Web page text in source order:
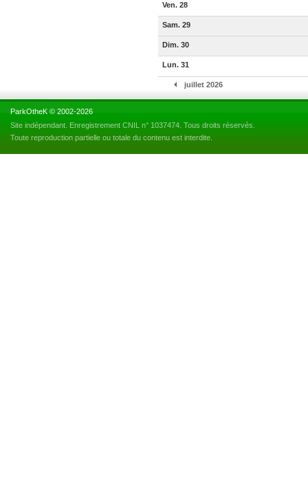
Ven. 28
Sam. 29
Dim. 30
Lun. 31
juillet 2026
ParkOtheK © 2002-2026
Site indépendant. Enregistrement CNIL n° 1037474. Tous droits réservés.
Toute reproduction partielle ou totale du contenu est interdite.